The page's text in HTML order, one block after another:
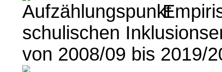
schulischen
von 2008/09 bis 2019/